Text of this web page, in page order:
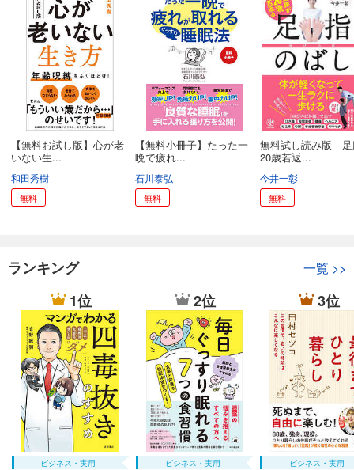
【無料お試し版】心が老
いない生...
和田秀樹
無料
【無料小冊子】たった一
晩で疲れ...
石川泰弘
無料
無料試し読み版 足
20歳若返...
今井一彰
無料
ランキング 一覧 >>
1位
ビジネス・実用
2位
ビジネス・実用
3位
ビジネス・実用